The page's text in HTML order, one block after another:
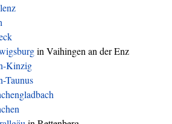
in Vaihingen an der Enz
Kinzig
Taunus